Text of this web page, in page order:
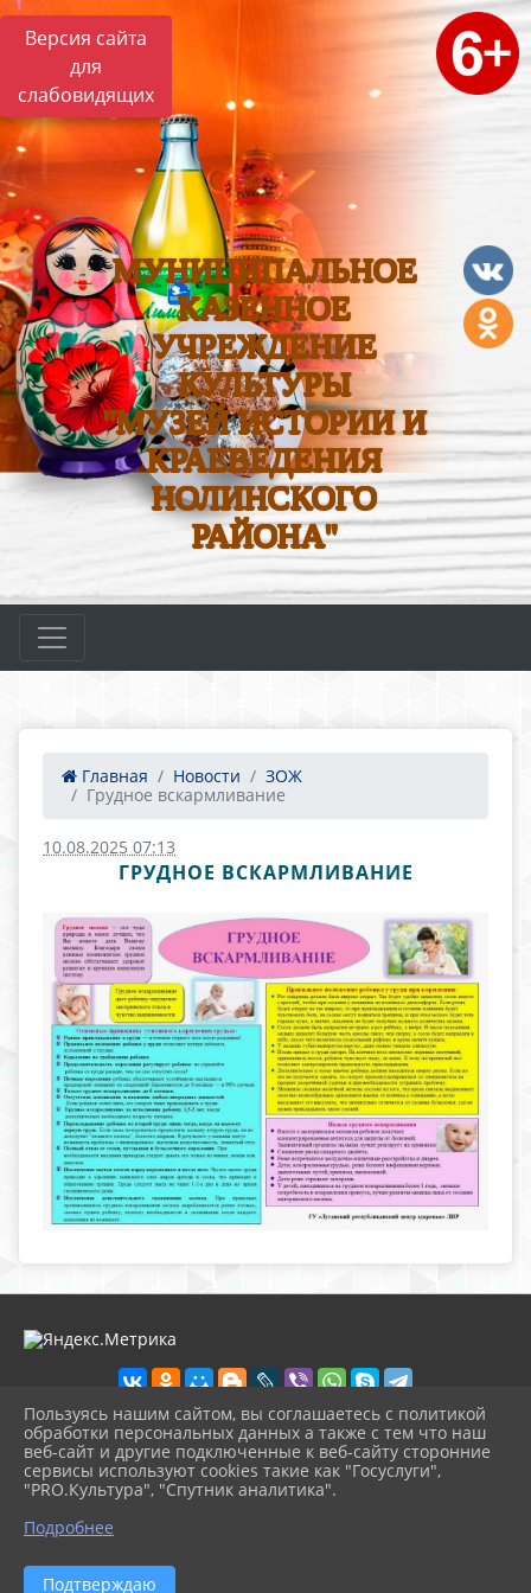
Версия сайта
для
слабовидящих
МУНИЦИПАЛЬНОЕ
КАЗЕННОЕ
УЧРЕЖДЕНИЕ
КУЛЬТУРЫ
"МУЗЕЙ ИСТОРИИ И
КРАЕВЕДЕНИЯ
НОЛИНСКОГО
РАЙОНА"
Главная Новости
ЗОЖ
Грудное вскармливание
10.08.2025 07:13
ГРУДНОЕ ВСКАРМЛИВАНИЕ
2026 г. nolinsk-museum.ru
Вход
Карта сайта
Политика обработки персональных данных
Сделано на KubCMS
Разработка и поддержка
Пользуясь нашим сайтом, вы соглашаетесь с политикой
обработки персональных данных а также с тем что наш
веб-сайт и другие подключенные к веб-сайту сторонние
сервисы используют cookies такие как "Госуслуги",
"PRO.Культура", "Спутник аналитика".
Подробнее
Подтверждаю